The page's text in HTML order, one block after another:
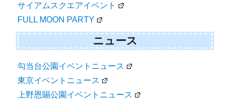
サイアムスクエアイベント
FULL MOON PARTY
ニュース
勾当台公園イベントニュース
東京イベントニュース
上野恩賜公園イベントニュース